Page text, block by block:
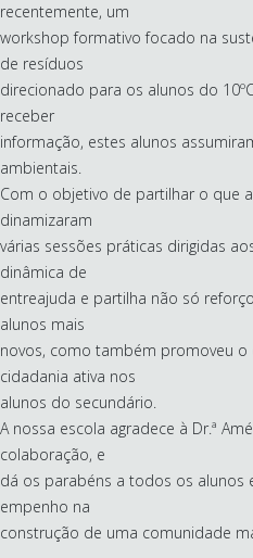
recentemente, um
workshop formativo focado na
de resíduos
direcionado para os alunos do
receber
informação, estes alunos
ambientais.
Com o objetivo de partilhar o que
dinamizaram
várias sessões práticas dirigidas
dinâmica de
entreajuda e partilha não só
alunos mais
novos, como também promoveu o
cidadania ativa nos
alunos do secundário.
A nossa escola agradece à Dr.ª
colaboração, e
dá os parabéns a todos os alunos
empenho na
construção de uma comunidade